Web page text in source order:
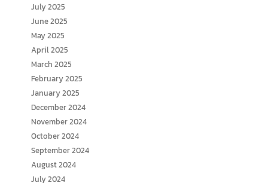
July 2025
June 2025
May 2025
April 2025
March 2025
February 2025
January 2025
December 2024
November 2024
October 2024
September 2024
August 2024
July 2024